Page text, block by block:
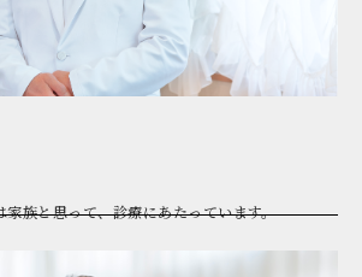
家族と思って、診療にあたっています。